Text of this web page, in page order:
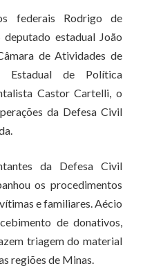
federais Rodrigo de
estadual João
de Atividades de
Estadual de Política
Castor Cartelli, o
da Defesa Civil
da Defesa Civil
os procedimentos
e familiares. Aécio
de donativos,
triagem do material
regiões de Minas.